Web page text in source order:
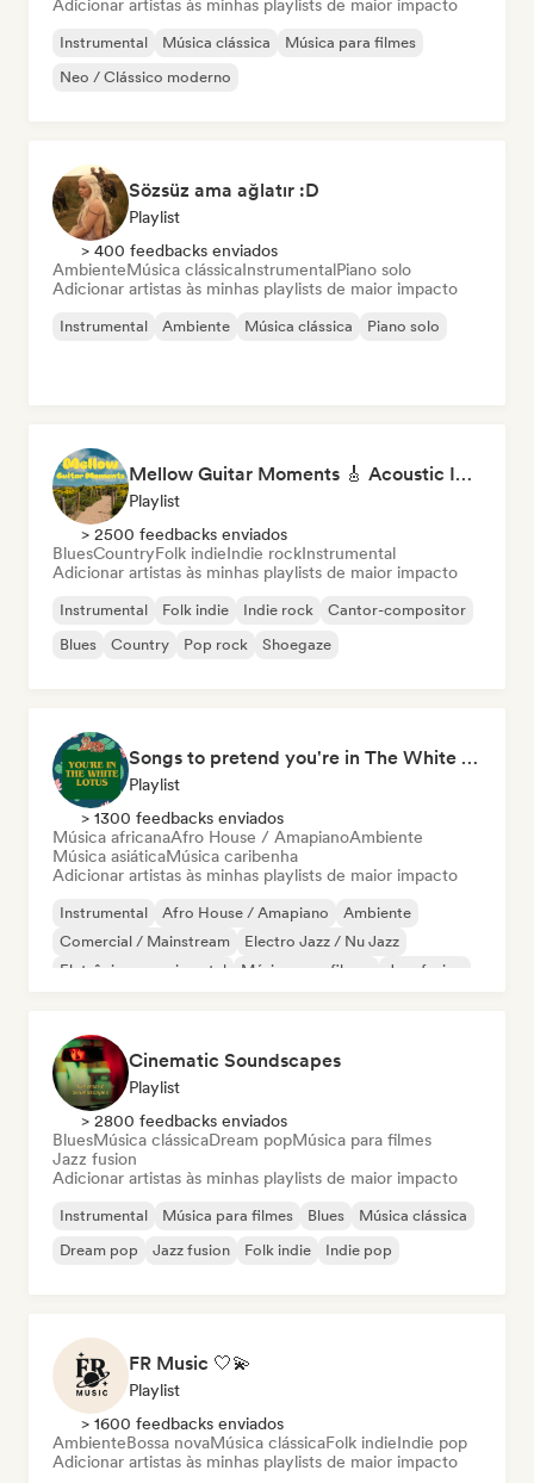
Adicionar artistas às minhas playlists de maior impacto
Instrumental Música clássica
Música para filmes
Neo / Clássico moderno
Sözsüz ama ağlatır :D
Playlist
> 400 feedbacks enviados
AmbienteMúsica clássicaInstrumentalPiano solo
Adicionar artistas às minhas playlists de maior impacto
Instrumental Ambiente Música clássica Piano solo
Mellow Guitar Moments 🎸 Acoustic Indie Folk & Singer-Songwriter
Playlist
> 2500 feedbacks enviados
BluesCountryFolk indieIndie rockInstrumental
Adicionar artistas às minhas playlists de maior impacto
Instrumental Folk indie Indie rock
Cantor-compositor
Blues
Country Pop rock Shoegaze
Songs to pretend you're in The White Lotus
Playlist
> 1300 feedbacks enviados
Música africanaAfro House / AmapianoAmbiente
Música asiáticaMúsica caribenha
Adicionar artistas às minhas playlists de maior impacto
Instrumental Afro House / Amapiano
Ambiente
Comercial / Mainstream
Electro Jazz / Nu Jazz
Eletrônica experimental
Música para filmes Jazz fusion
Cinematic Soundscapes
Playlist
> 2800 feedbacks enviados
BluesMúsica clássicaDream popMúsica para filmes
Jazz fusion
Adicionar artistas às minhas playlists de maior impacto
Instrumental Música para filmes Blues
Música clássica
Dream pop
Jazz fusion Folk indie Indie pop
FR Music 🤍💫
Playlist
> 1600 feedbacks enviados
AmbienteBossa novaMúsica clássicaFolk indieIndie pop
Adicionar artistas às minhas playlists de maior impacto